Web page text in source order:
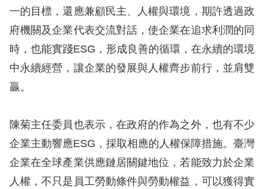
陳
情
申
訴
資
料
庫
一的目標，還應兼顧民主、人權與環境，期許透過政
府機關及企業代表交流對話，使企業在追求利潤的同
時，也能實踐ESG，形成良善的循環，在永續的環境
中永續經營，讓企業的發展與人權齊步前行，並肩雙
贏。
陳菊主任委員也表示，在政府的作為之外，也有不少
企業主動響應ESG，採取相應的人權保障措施。臺灣
企業在全球產業供應鏈居關鍵地位，若能致力於企業
人權，不只是員工勞動條件與勞動權益，可以獲得實